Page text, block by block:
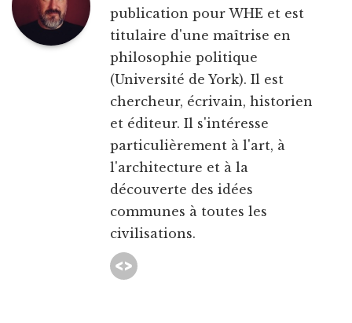
publication pour WHE et est
titulaire d'une maîtrise en
philosophie politique
(Université de York). Il est
chercheur, écrivain, historien
et éditeur. Il s'intéresse
particulièrement à l'art, à
l'architecture et à la
découverte des idées
communes à toutes les
civilisations.